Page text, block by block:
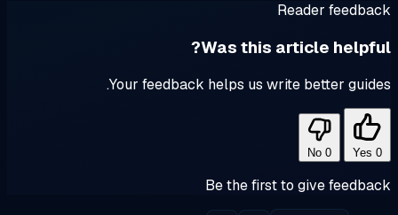
Reader
Was this article
Your feedback helps us write better
Yes
No
Be the first to give